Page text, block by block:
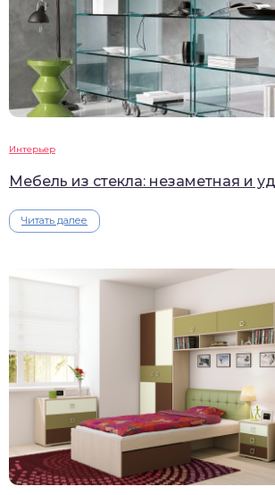
Интерьер
Мебель из стекла: незаметная и
Читать далее